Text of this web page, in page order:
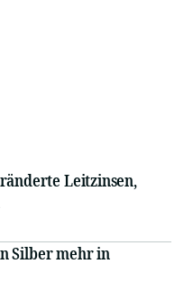
Leitzinsen,
Silber mehr in